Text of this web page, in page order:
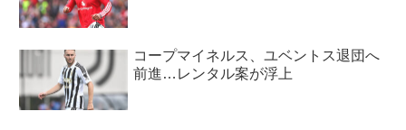
コープマイネルス、ユベントス退団へ
前進…レンタル案が浮上